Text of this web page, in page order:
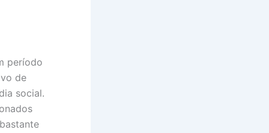
período
de
social.